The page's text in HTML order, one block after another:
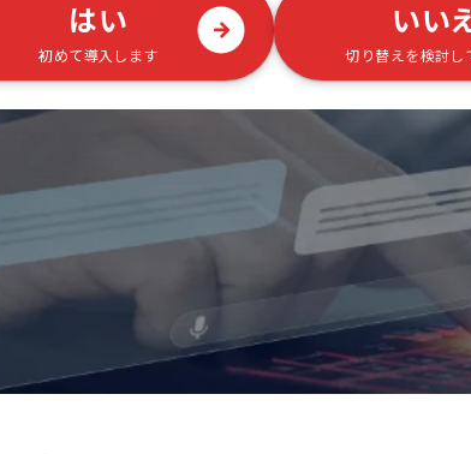
はい
初めて導入します
いい
切り替えを検討し